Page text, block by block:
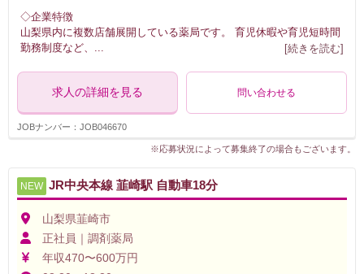
◇企業特徴
山梨県内に複数店舗展開している薬局です。 育児休暇や育児短時間
勤務制度など、 ... [続きを読む]
求人の詳細を見る 問い合わせる
JOBナンバー：JOB046670
※応募状況によって募集終了の場合もございます。
NEW JR中央本線 韮崎駅 自動車18分
山梨県韮崎市
正社員｜調剤薬局
年収470〜600万円